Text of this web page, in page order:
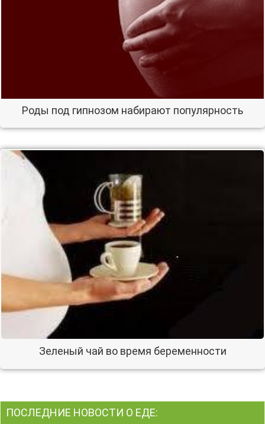
Роды под гипнозом набирают популярность
Зеленый чай во время беременности
ПОСЛЕДНИЕ НОВОСТИ О ЕДЕ: